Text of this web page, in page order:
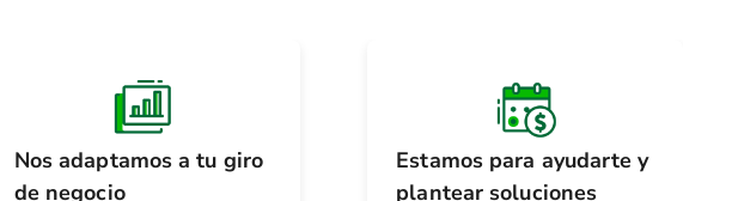
Nos adaptamos a tu giro
de negocio
Estamos para ayudarte y
plantear soluciones